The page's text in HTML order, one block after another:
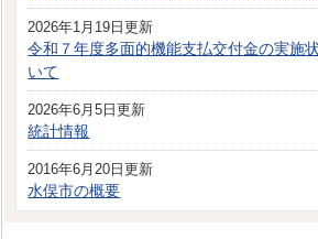
2026年1月19日更新
令和７年度多面的機能支払交付金の実施
いて
2026年6月5日更新
統計情報
2016年6月20日更新
水俣市の概要